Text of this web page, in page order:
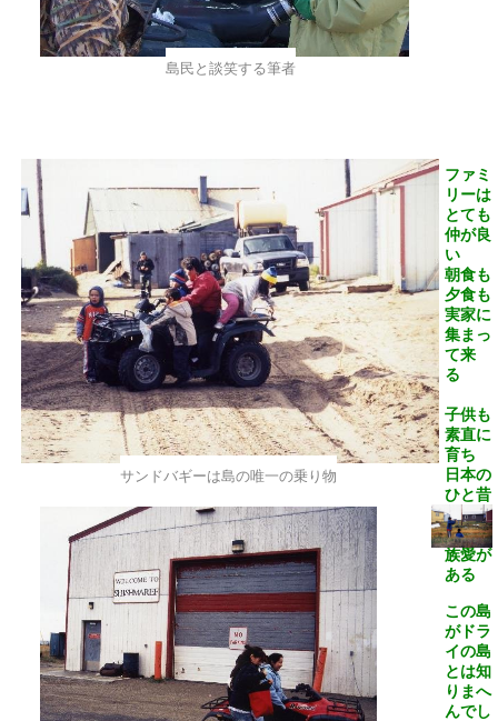
サンドバギーは島の唯一の乗り物
島民と談笑する筆者
ファミ
リーは
とても
仲が良
い
朝食も
夕食も
実家に
集まっ
て来
る
子供も
素直に
育ち
日本の
ひと昔
前のよ
うな家
族愛が
ある
この島
がドラ
イの島
とは知
りまへ
んでし